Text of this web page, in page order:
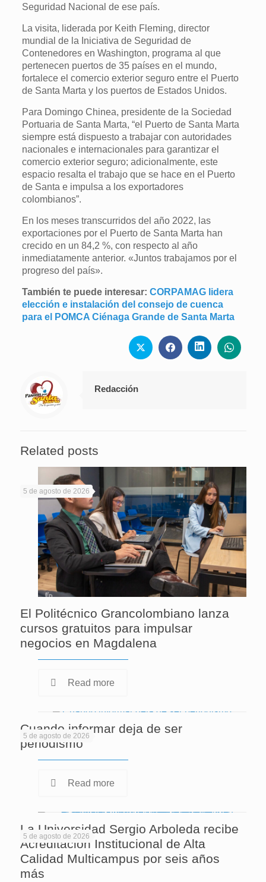
Seguridad Nacional de ese país.
La visita, liderada por Keith Fleming, director
mundial de la Iniciativa de Seguridad de
Contenedores en Washington, programa al que
pertenecen puertos de 35 países en el mundo,
fortalece el comercio exterior seguro entre el Puerto
de Santa Marta y los puertos de Estados Unidos.
Para Domingo Chinea, presidente de la Sociedad
Portuaria de Santa Marta, “el Puerto de Santa Marta
siempre está dispuesto a trabajar con autoridades
nacionales e internacionales para garantizar el
comercio exterior seguro; adicionalmente, este
espacio resalta el trabajo que se hace en el Puerto
de Santa e impulsa a los exportadores
colombianos”.
En los meses transcurridos del año 2022, las
exportaciones por el Puerto de Santa Marta han
crecido en un 84,2 %, con respecto al año
inmediatamente anterior. «Juntos trabajamos por el
progreso del país».
También te puede interesar:CORPAMAG lidera
elección e instalación del consejo de cuenca
para el POMCA Ciénaga Grande de Santa Marta
Redacción
Related posts
5 de agosto de 2026
El Politécnico Grancolombiano lanza
cursos gratuitos para impulsar
negocios en Magdalena
Read more
5 de agosto de 2026
Cuando informar deja de ser
periodismo
Read more
5 de agosto de 2026
La Universidad Sergio Arboleda recibe
Acreditación Institucional de Alta
Calidad Multicampus por seis años
más